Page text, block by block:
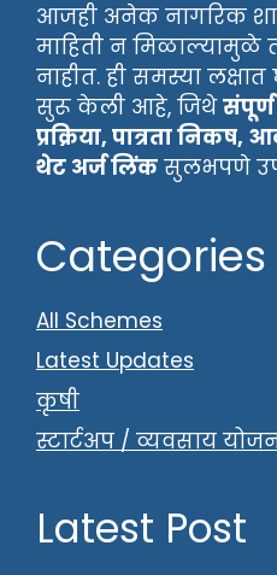
आजही अनेक नागरिक
माहिती न
नाहीत. ही समस्या
सुरू केली आहे, जिथेसंपूर्ण
प्रक्रिया, पात्रता
थेट अर्ज लिंक सुलभपणे
Categories
All Schemes
Latest Updates
कृषी
स्टार्टअप / व्यवसाय
Latest Post